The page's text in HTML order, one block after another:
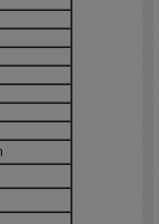
り、給油なしで連続6
られます。
用。
護します。安心して長
体にキャスターを装
車載も容易です。